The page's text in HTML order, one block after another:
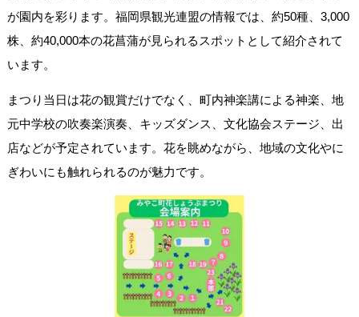
が園内を彩ります。福岡県観光連盟の情報では、約50種、3,000
株、約40,000本の花菖蒲が見られるスポットとして紹介されて
います。
まつり当日は花の観賞だけでなく、町内神楽講による神楽、地
元中学校の吹奏楽演奏、キッズダンス、文化協会ステージ、出
店などが予定されています。花を眺めながら、地域の文化やに
ぎわいにも触れられるのが魅力です。